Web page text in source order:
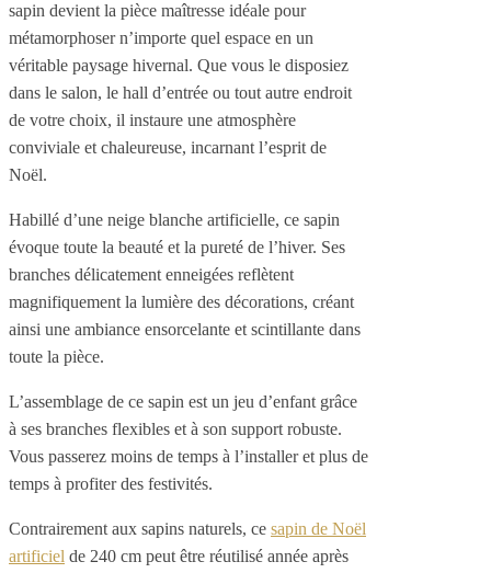
sapin devient la pièce maîtresse idéale pour
métamorphoser n’importe quel espace en un
véritable paysage hivernal. Que vous le disposiez
dans le salon, le hall d’entrée ou tout autre endroit
de votre choix, il instaure une atmosphère
conviviale et chaleureuse, incarnant l’esprit de
Noël.
Habillé d’une neige blanche artificielle, ce sapin
évoque toute la beauté et la pureté de l’hiver. Ses
branches délicatement enneigées reflètent
magnifiquement la lumière des décorations, créant
ainsi une ambiance ensorcelante et scintillante dans
toute la pièce.
L’assemblage de ce sapin est un jeu d’enfant grâce
à ses branches flexibles et à son support robuste.
Vous passerez moins de temps à l’installer et plus de
temps à profiter des festivités.
Contrairement aux sapins naturels, ce sapin de Noël
artificiel de 240 cm peut être réutilisé année après